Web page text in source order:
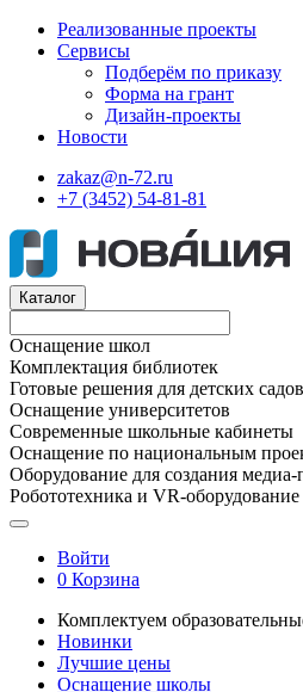
Реализованные проекты
Сервисы
Подберём по приказу
Форма на грант
Дизайн-проекты
Новости
zakaz@n-72.ru
+7 (3452) 54-81-81
Каталог
Оснащение школ
Комплектация библиотек
Готовые решения для детских садов
Оснащение университетов
Современные школьные кабинеты
Оснащение по национальным
Оборудование для создания медиа-
Робототехника и VR-оборудование
Войти
0 Корзина
Комплектуем
Новинки
Лучшие цены
Оснащение школы